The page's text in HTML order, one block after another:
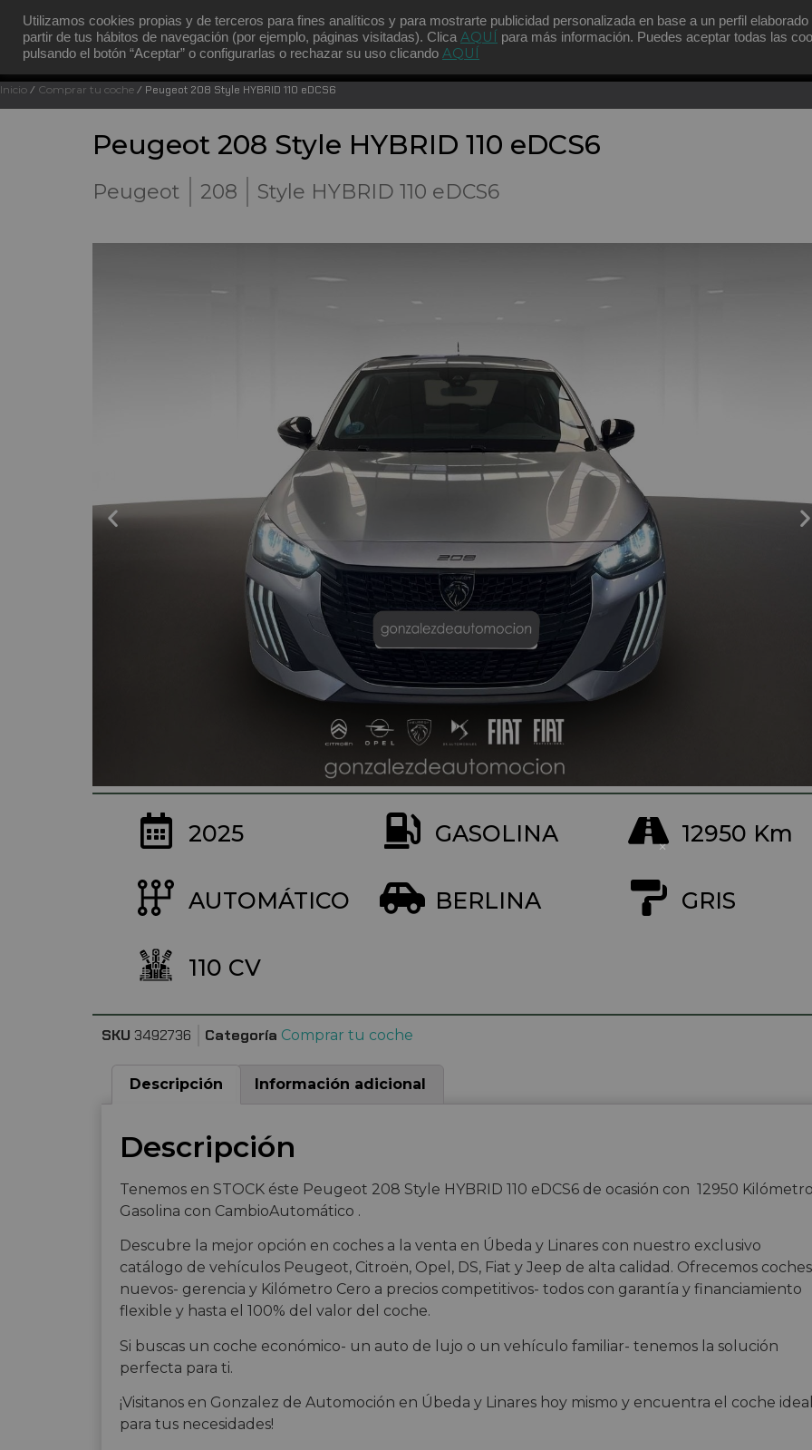
MENÚ
Inicio / Comprar tu coche / Peugeot 208 Style HYBRID 110 eDCS6
Peugeot 208 Style HYBRID 110 eDCS6
Peugeot 208 Style HYBRID 110 eDCS6
2025 GASOLINA 12950 Km
AUTOMÁTICO BERLINA GRIS
110 CV
SKU 3492736 Categoría Comprar tu coche
Descripción Información adicional
Descripción
Tenemos en STOCK éste Peugeot 208 Style HYBRID 110 eDCS6 de ocasión con 12950
Gasolina con CambioAutomático .
Descubre la mejor opción en coches a la venta en Úbeda y Linares con nuestro exclusivo
catálogo de vehículos Peugeot, Citroën, Opel, DS, Fiat y Jeep de alta calidad. Ofrecemos coches
nuevos- gerencia y Kilómetro Cero a precios competitivos- todos con garantía y financiamiento
flexible y hasta el 100% del valor del coche.
Si buscas un coche económico- un auto de lujo o un vehículo familiar- tenemos la solución
perfecta para ti.
¡Visitanos en Gonzalez de Automoción en Úbeda y Linares hoy mismo y encuentra el coche
para tus necesidades!
Utilizamos cookies propias y de terceros para fines analíticos y para mostrarte publicidad personalizada en base a un perfil elaborado
partir de tus hábitos de navegación (por ejemplo, páginas visitadas). Clica AQUÍ para más información. Puedes aceptar todas las
pulsando el botón “Aceptar” o configurarlas o rechazar su uso clicando AQUÍ